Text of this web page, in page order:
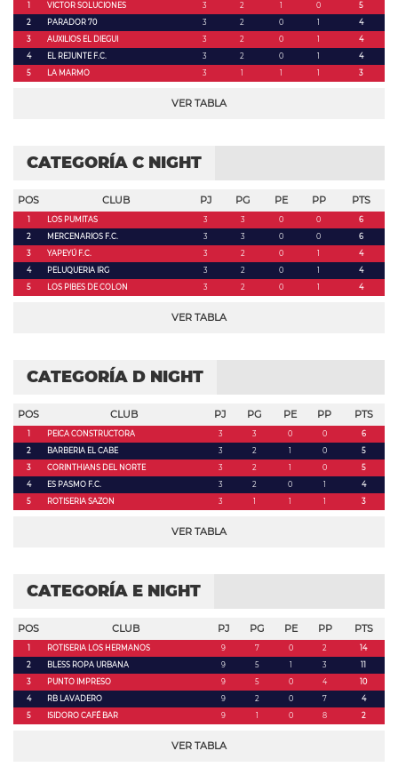
1 VICTOR SOLUCIONES 3 2 1 0
5
2
PARADOR 70 3 2 0 1
4
3
AUXILIOS EL DIEGUI 3 2 0 1
4
4
EL REJUNTE F.C. 3 2 0 1
4
5
LA MARMO 3 1 1 1 3
VER TABLA
CATEGORÍA C NIGHT
POS CLUB PJ PG PE PP PTS
1 LOS PUMITAS 3 3 0 0
6
2
MERCENARIOS F.C. 3 3 0 0
6
3
YAPEYÚ F.C. 3 2 0 1
4
4
PELUQUERIA IRG 3 2 0 1
4
5
LOS PIBES DE COLON 3 2 0 1 4
VER TABLA
CATEGORÍA D NIGHT
POS CLUB PJ PG PE PP PTS
1 PEICA CONSTRUCTORA 3 3 0 0
6
2
BARBERIA EL CABE 3 2 1 0
5
3
CORINTHIANS DEL NORTE 3 2 1 0
5
4
ES PASMO F.C. 3 2 0 1
4
5
ROTISERIA SAZON 3 1 1 1 3
VER TABLA
CATEGORÍA E NIGHT
POS CLUB PJ PG PE PP PTS
1 ROTISERIA LOS HERMANOS 9 7 0 2
14
2
BLESS ROPA URBANA 9 5 1 3
11
3
PUNTO IMPRESO 9 5 0 4
10
4
RB LAVADERO 9 2 0 7
4
5
ISIDORO CAFÉ BAR 9 1 0 8 2
VER TABLA